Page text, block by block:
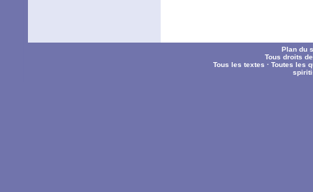
Plan du
Tous droits
Tous les textes ·Toutes les